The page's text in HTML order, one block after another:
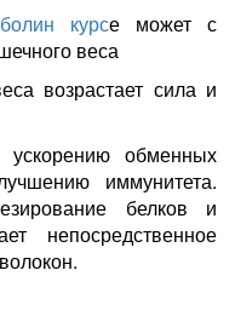
курсе может с
веса
возрастает сила и
ускорению обменных
иммунитета.
белков и
непосредственное